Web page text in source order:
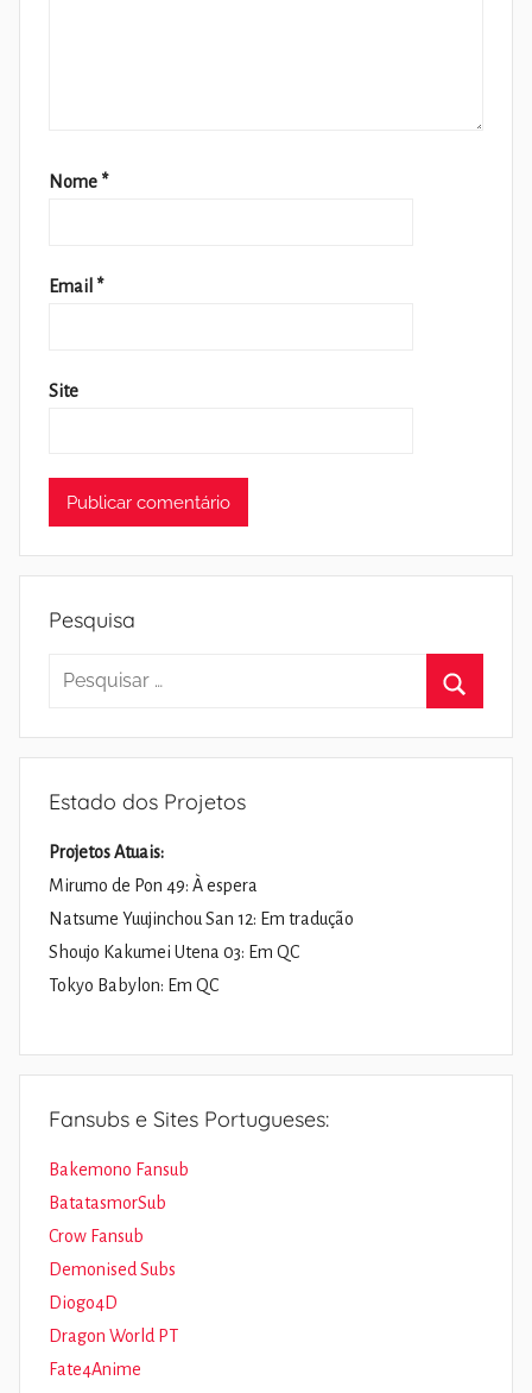
Nome *
Email *
Site
Pesquisa
Pesquisar
Estado dos Projetos
Projetos Atuais:
Mirumo de Pon 49: À espera
Natsume Yuujinchou San 12: Em tradução
Shoujo Kakumei Utena 03: Em QC
Tokyo Babylon: Em QC
Fansubs e Sites Portugueses:
Bakemono Fansub
BatatasmorSub
Crow Fansub
Demonised Subs
Diogo4D
Dragon World PT
Fate4Anime